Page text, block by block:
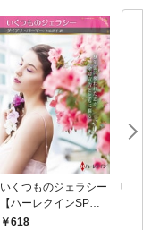
いくつものジェラシー
【ハーレクインSP文
庫版】
618
明